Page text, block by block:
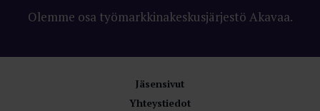
Olemme osa työmarkkinakeskusjärjestö Akavaa.
Jäsensivut
Yhteystiedot